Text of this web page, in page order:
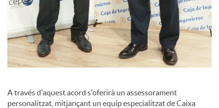
A través d'aquest acord s'oferirà un assessorament
personalitzat, mitjançant un equip especialitzat de Caixa